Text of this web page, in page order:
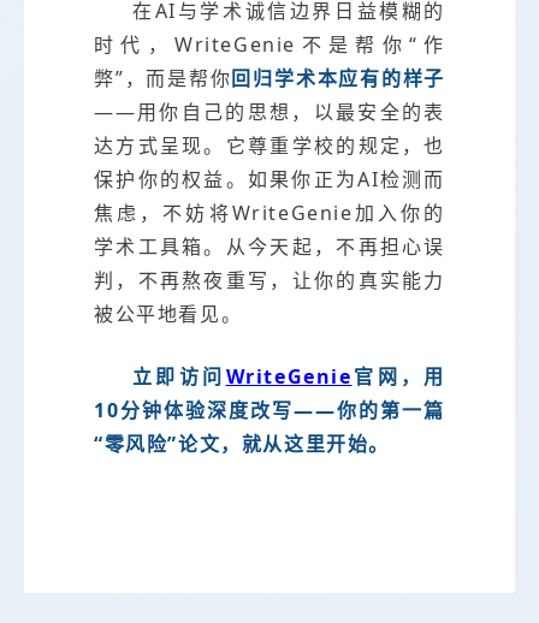
在AI与学术诚信边界日益模糊的
时代，WriteGenie不是帮你“作
弊”，而是帮你回归学术本应有的样子
——用你自己的思想，以最安全的表
达方式呈现。它尊重学校的规定，也
保护你的权益。如果你正为AI检测而
焦虑，不妨将WriteGenie加入你的
学术工具箱。从今天起，不再担心误
判，不再熬夜重写，让你的真实能力
被公平地看见。
立即访问 WriteGenie官网，用
10分钟体验深度改写——你的第一篇
“零风险”论文，就从这里开始。